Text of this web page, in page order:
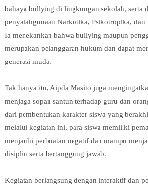
bahaya bullying di lingkungan sekolah, serta
penyalahgunaan Narkotika, Psikotropika,
Ia menekankan bahwa bullying maupun
merupakan pelanggaran hukum dan dapat
generasi muda.
Tak hanya itu, Aipda Masito juga
menjaga sopan santun terhadap guru dan
dari pembentukan karakter siswa yang
melalui kegiatan ini, para siswa memiliki
menjauhi perbuatan negatif dan mampu
disiplin serta bertanggung jawab.
Kegiatan berlangsung dengan interaktif dan